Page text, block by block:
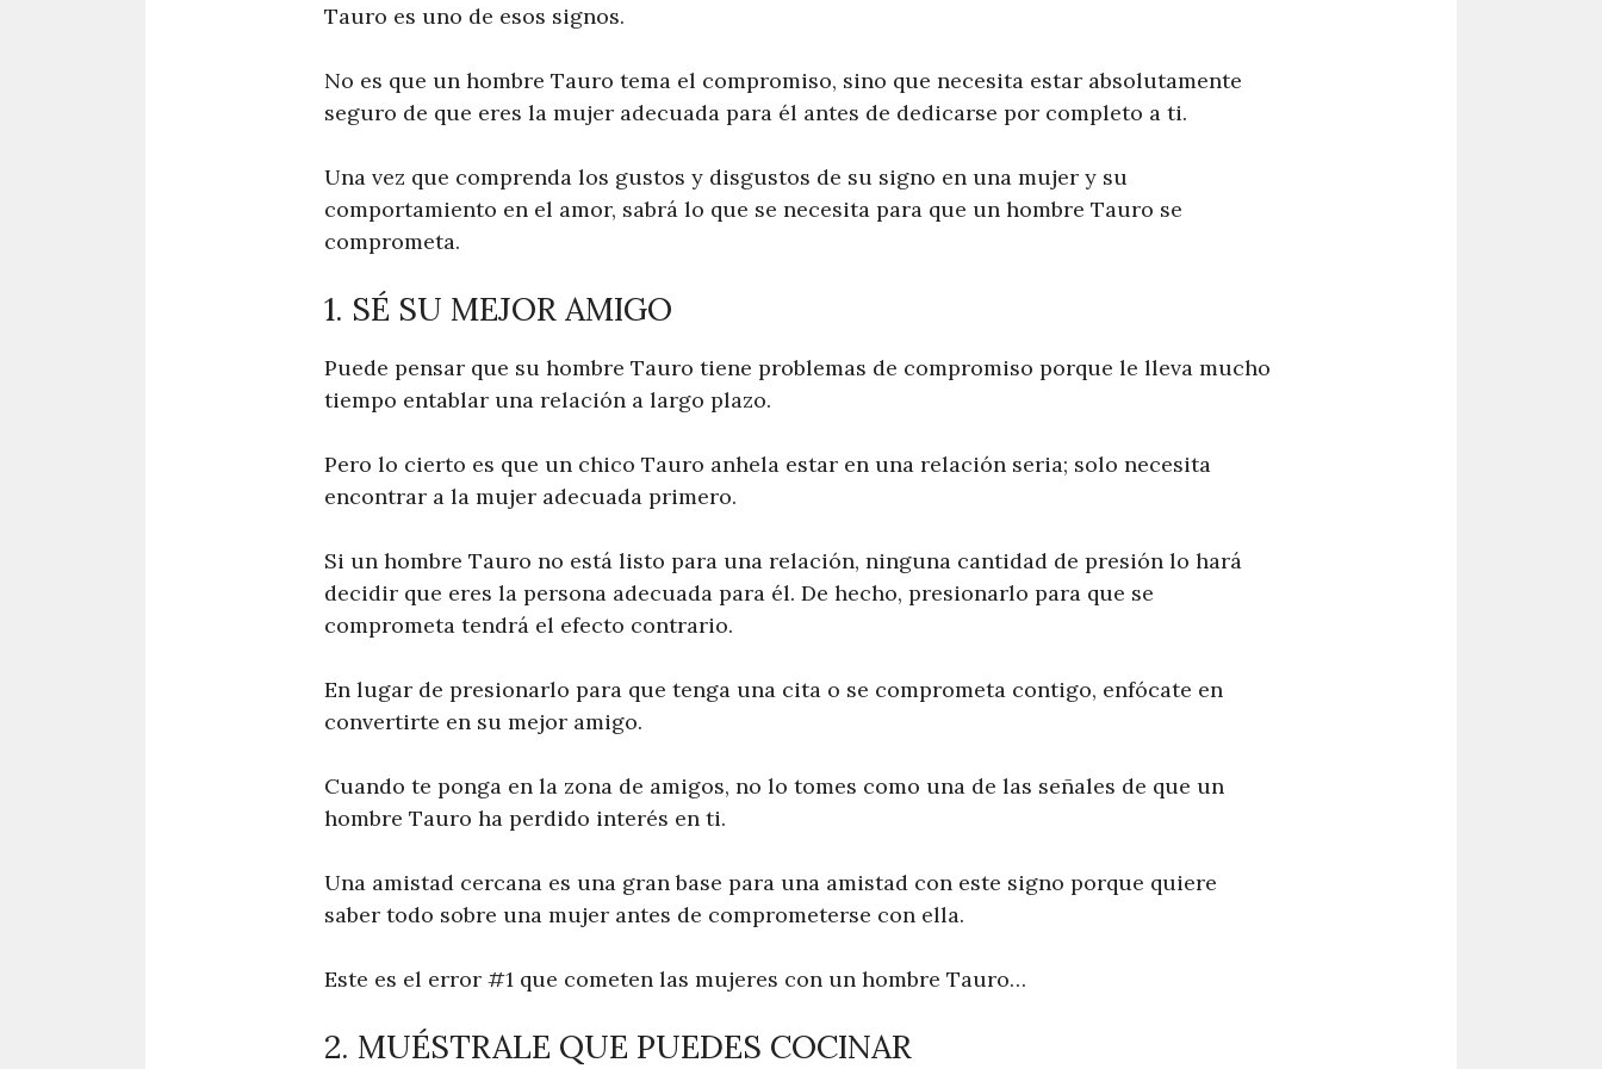
Tauro es uno de esos signos.
No es que un hombre Tauro tema el compromiso, sino que necesita estar absolutamente
seguro de que eres la mujer adecuada para él antes de dedicarse por completo a ti.
Una vez que comprenda los gustos y disgustos de su signo en una mujer y su
comportamiento en el amor, sabrá lo que se necesita para que un hombre Tauro se
comprometa.
1. SÉ SU MEJOR AMIGO
Puede pensar que su hombre Tauro tiene problemas de compromiso porque le lleva mucho
tiempo entablar una relación a largo plazo.
Pero lo cierto es que un chico Tauro anhela estar en una relación seria; solo necesita
encontrar a la mujer adecuada primero.
Si un hombre Tauro no está listo para una relación, ninguna cantidad de presión lo hará
decidir que eres la persona adecuada para él. De hecho, presionarlo para que se
comprometa tendrá el efecto contrario.
En lugar de presionarlo para que tenga una cita o se comprometa contigo, enfócate en
convertirte en su mejor amigo.
Cuando te ponga en la zona de amigos, no lo tomes como una de las señales de que un
hombre Tauro ha perdido interés en ti.
Una amistad cercana es una gran base para una amistad con este signo porque quiere
saber todo sobre una mujer antes de comprometerse con ella.
Este es el error #1 que cometen las mujeres con un hombre Tauro…
2. MUÉSTRALE QUE PUEDES COCINAR